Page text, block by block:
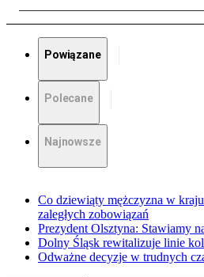
Powiązane
Polecane
Najnowsze
Co dziewiąty mężczyzna w kraju
zaległych zobowiązań
Prezydent Olsztyna: Stawiamy
Dolny Śląsk rewitalizuje linie
Odważne decyzje w trudnych